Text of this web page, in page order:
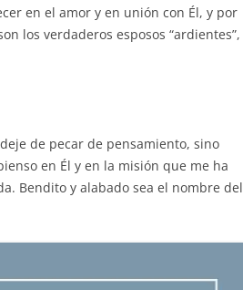
en el amor y en unión con Él, y por
los verdaderos esposos “ardientes”,
de pecar de pensamiento, sino
en Él y en la misión que me ha
Bendito y alabado sea el nombre del